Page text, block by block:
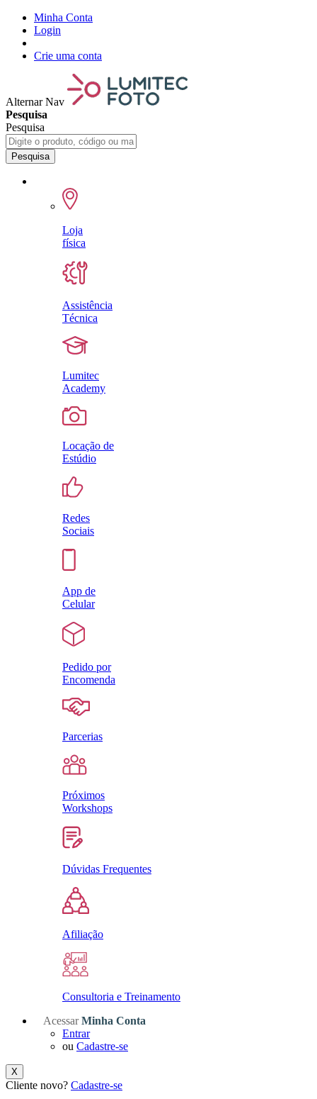
Minha Conta
Login
Crie uma conta
Alternar Nav
Pesquisa
Pesquisa
Pesquisa
Loja
física
Assistência
Técnica
Lumitec
Academy
Locação de
Estúdio
Redes
Sociais
App de
Celular
Pedido por
Encomenda
Parcerias
Próximos
Workshops
Dúvidas Frequentes
Afiliação
Consultoria e Treinamento
Acessar Minha Conta
Entrar
ou Cadastre-se
X
Cliente novo? Cadastre-se